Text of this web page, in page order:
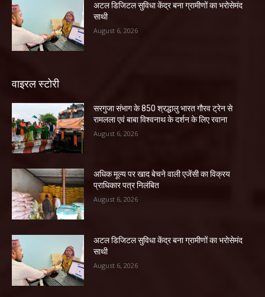
अटल डिजिटल सुविधा केंद्र बना ग्रामीणों का भरोसेमंद
साथी
August 6, 2026
वाइरल स्टोरी
सरगुजा संभाग के 850 श्रद्धालु भारत गौरव ट्रेन से
रामलला एवं बाबा विश्वनाथ के दर्शन के लिए रवाना
August 6, 2026
अधिक मूल्य पर खाद बेचने वाली एजेंसी का विक्रय
प्राधिकार पत्र निलंबित
August 6, 2026
अटल डिजिटल सुविधा केंद्र बना ग्रामीणों का भरोसेमंद
साथी
August 6, 2026